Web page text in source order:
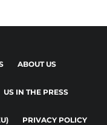
ABOUT US
US IN THE PRESS
PRIVACY POLICY